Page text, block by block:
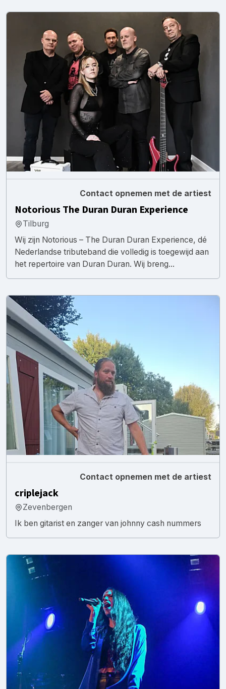
Contact opnemen met de artiest
Notorious The Duran Duran Experience
Tilburg
Wij zijn Notorious – The Duran Duran Experience, dé
Nederlandse tributeband die volledig is toegewijd aan
het repertoire van Duran Duran. Wij breng...
Contact opnemen met de artiest
criplejack
Zevenbergen
Ik ben gitarist en zanger van johnny cash nummers